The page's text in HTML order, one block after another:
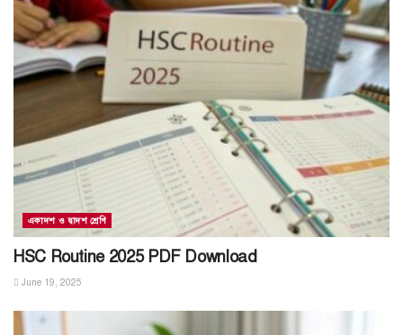
একাদশ ও দ্বাদশ শ্রেণি
HSC Routine 2025 PDF Download
June 19, 2025